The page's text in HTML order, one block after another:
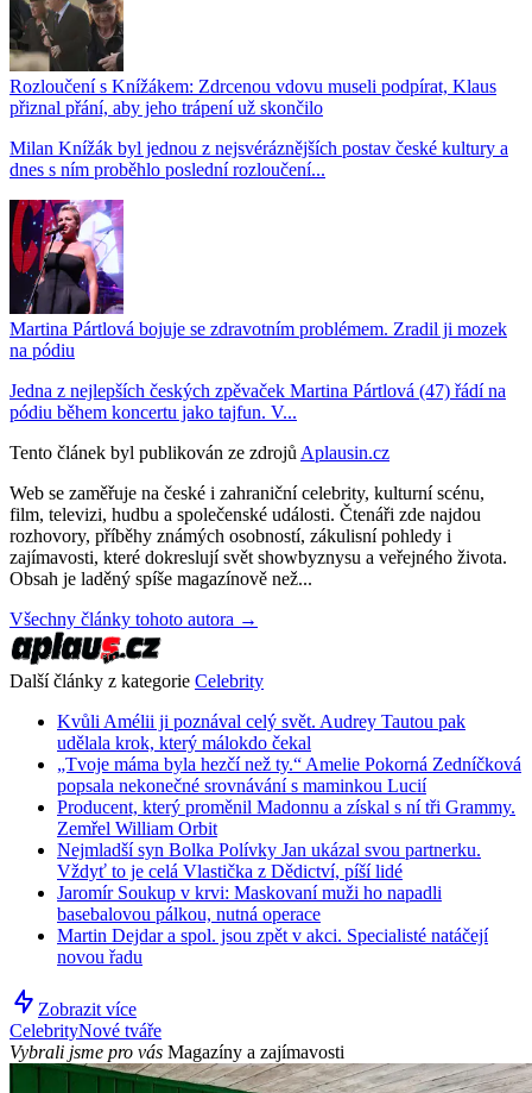
Rozloučení s Knížákem: Zdrcenou vdovu museli podpírat, Klaus
přiznal přání, aby jeho trápení už skončilo
Milan Knížák byl jednou z nejsvéráznějších postav české kultury a
dnes s ním proběhlo poslední rozloučení...
Martina Pártlová bojuje se zdravotním problémem. Zradil ji mozek
na pódiu
Jedna z nejlepších českých zpěvaček Martina Pártlová (47) řádí na
pódiu během koncertu jako tajfun. V...
Tento článek byl publikován ze zdrojů Aplausin.cz
Web se zaměřuje na české i zahraniční celebrity, kulturní scénu,
film, televizi, hudbu a společenské události. Čtenáři zde najdou
rozhovory, příběhy známých osobností, zákulisní pohledy i
zajímavosti, které dokreslují svět showbyznysu a veřejného života.
Obsah je laděný spíše magazínově než...
Všechny články tohoto autora →
Další články z kategorie Celebrity
Kvůli Amélii ji poznával celý svět. Audrey Tautou pak
udělala krok, který málokdo čekal
„Tvoje máma byla hezčí než ty.“ Amelie Pokorná Zedníčková
popsala nekonečné srovnávání s maminkou Lucií
Producent, který proměnil Madonnu a získal s ní tři Grammy.
Zemřel William Orbit
Nejmladší syn Bolka Polívky Jan ukázal svou partnerku.
Vždyť to je celá Vlastička z Dědictví, píší lidé
Jaromír Soukup v krvi: Maskovaní muži ho napadli
basebalovou pálkou, nutná operace
Martin Dejdar a spol. jsou zpět v akci. Specialisté natáčejí
novou řadu
Zobrazit více
CelebrityNové tváře
Vybrali jsme pro vás Magazíny a zajímavosti